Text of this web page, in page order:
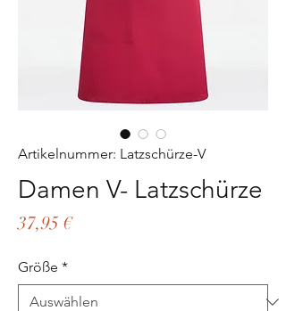
Artikelnummer: Latzschürze-V
Damen V- Latzschürze
37,95 €Preis
Größe *